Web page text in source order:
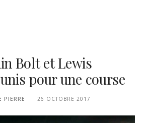
Bolt et Lewis
pour une course
PIERRE 26 OCTOBRE 2017